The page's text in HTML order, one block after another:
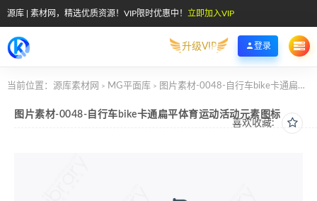
源库 | 素材网，精选优质资源！VIP限时优惠中！ 立即加入VIP
升级VIP 登录
当前位置： 源库素材网 > MG平面库 > 图片素材-0048-自行车bike卡通扁平体育运动活动元素图标
喜欢收藏:
图片素材-0048-自行车bike卡通扁平体育运动活动元素图标